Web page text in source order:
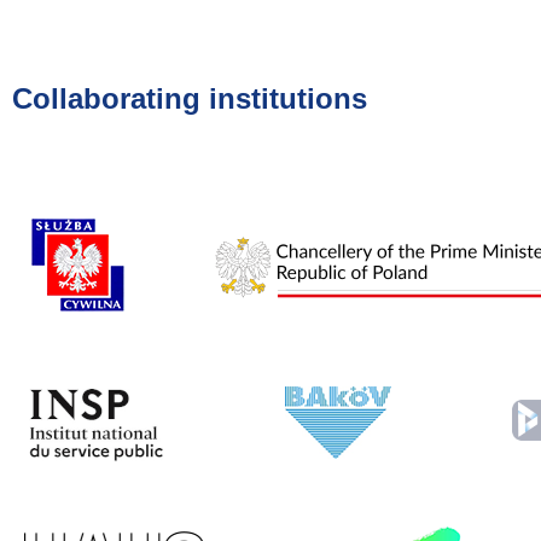
Collaborating institutions